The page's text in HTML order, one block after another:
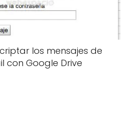
los mensajes de
con Google Drive